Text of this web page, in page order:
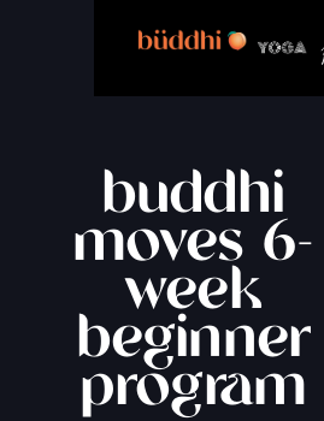
buddhi
moves 6-
week
beginner
program